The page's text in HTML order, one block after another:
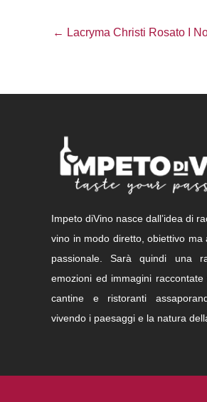
← Lacryma Christi Rosato I
Impeto diVino nasce dall’idea di
vino in modo diretto, obiettivo ma
passionale. Sarà quindi una
emozioni ed immagini
cantine e ristoranti
vivendo i paesaggi e la natura